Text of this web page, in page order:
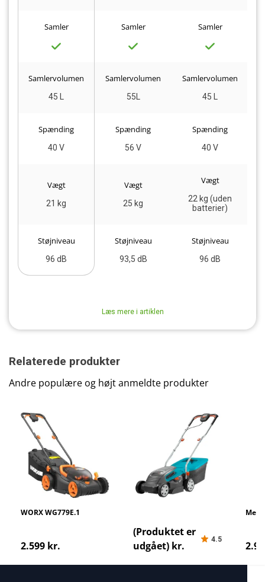
Samler Samler Samler
Samlervolumen
45 L
Samlervolumen
55L
Samlervolumen
45 L
Spænding
40 V
Spænding
56 V
Spænding
40 V
Vægt
21 kg
Vægt
25 kg
Vægt
22 kg (uden
batterier)
Støjniveau
96 dB
Støjniveau
93,5 dB
Støjniveau
96 dB
Læs mere i artiklen
Relaterede produkter
Andre populære og højt anmeldte produkter
WORX WG779E.1
2.599 kr.
40/32
(Produktet er
udgået) kr.
4.5